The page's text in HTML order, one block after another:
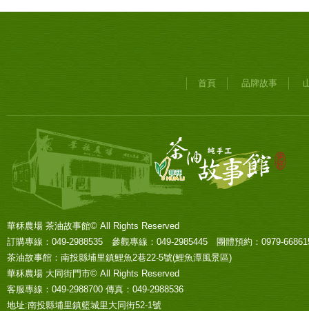
首頁 品牌故事
華秝農場 茶油故事館© All Rights Reserved
訂購專線：049-2988535 參觀專線：049-2985445 團體預約：0979-
茶油故事館：南投縣埔里鎮鯉魚2巷22-5號(鯉魚潭風景區)
華秝農場 大同街門市© All Rights Reserved
客服專線：049-2988700 傳真：049-2988536
地址:南投縣埔里鎮籃城里大同街52-1號